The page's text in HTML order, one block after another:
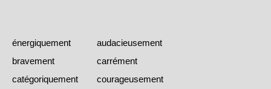
énergiquement
audacieusement
bravement
carrément
catégoriquement
courageusement